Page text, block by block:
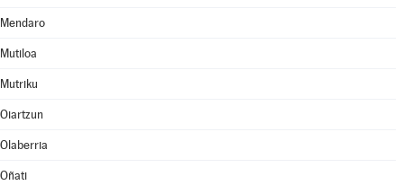
Mendaro
Mutiloa
Mutriku
Oiartzun
Olaberria
Oñati